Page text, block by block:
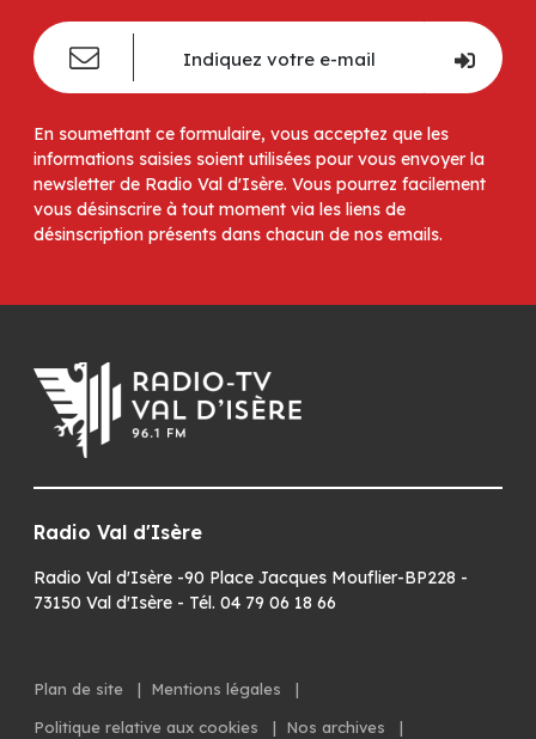
En soumettant ce formulaire, vous acceptez que les
informations saisies soient utilisées pour vous envoyer la
newsletter de Radio Val d'Isère. Vous pourrez facilement
vous désinscrire à tout moment via les liens de
désinscription présents dans chacun de nos emails.
Radio Val d'Isère
Radio Val d'Isère -90 Place Jacques Mouflier-BP228 -
73150 Val d'Isère - Tél. 04 79 06 18 66
Plan de site | Mentions légales
|
Politique relative aux cookies
| Nos archives |